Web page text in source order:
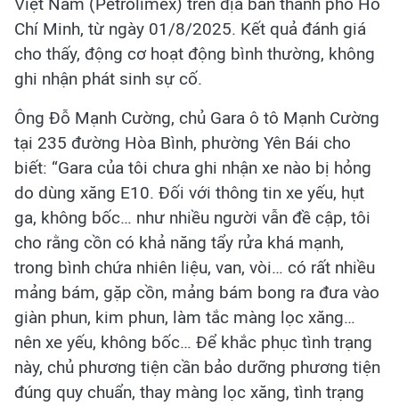
Việt Nam (Petrolimex) trên địa bàn thành phố Hồ
Chí Minh, từ ngày 01/8/2025. Kết quả đánh giá
cho thấy, động cơ hoạt động bình thường, không
ghi nhận phát sinh sự cố.
Ông Đỗ Mạnh Cường, chủ Gara ô tô Mạnh Cường
tại 235 đường Hòa Bình, phường Yên Bái cho
biết: “Gara của tôi chưa ghi nhận xe nào bị hỏng
do dùng xăng E10. Đối với thông tin xe yếu, hụt
ga, không bốc… như nhiều người vẫn đề cập, tôi
cho rằng cồn có khả năng tẩy rửa khá mạnh,
trong bình chứa nhiên liệu, van, vòi… có rất nhiều
mảng bám, gặp cồn, mảng bám bong ra đưa vào
giàn phun, kim phun, làm tắc màng lọc xăng…
nên xe yếu, không bốc… Để khắc phục tình trạng
này, chủ phương tiện cần bảo dưỡng phương tiện
đúng quy chuẩn, thay màng lọc xăng, tình trạng